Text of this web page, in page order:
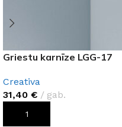
Griestu karnīze LGG-17
Creativa
31,40 € gab.
PIEVIENOT GROZAM